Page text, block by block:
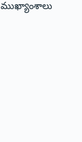
ముఖ్యాంశాలు